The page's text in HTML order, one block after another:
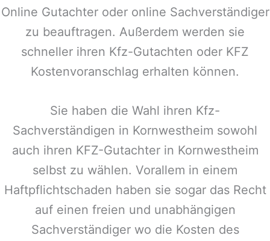
Online Gutachter oder online Sachverständiger
zu beauftragen. Außerdem werden sie
schneller ihren Kfz-Gutachten oder KFZ
Kostenvoranschlag erhalten können.
Sie haben die Wahl ihren Kfz-
Sachverständigen in Kornwestheim sowohl
auch ihren KFZ-Gutachter in Kornwestheim
selbst zu wählen. Vorallem in einem
Haftpflichtschaden haben sie sogar das Recht
auf einen freien und unabhängigen
Sachverständiger wo die Kosten des